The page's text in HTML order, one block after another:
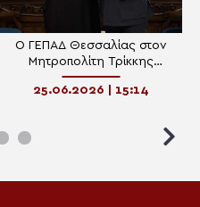
Ο ΓΕΠΑΔ Θεσσαλίας στον
Μητροπολίτη Τρίκκης
Χρυσόστομο
25.06.2026 | 15:14